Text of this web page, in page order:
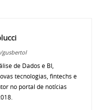
de Dados e BI,
tecnologias, fintechs e
no portal de notícias